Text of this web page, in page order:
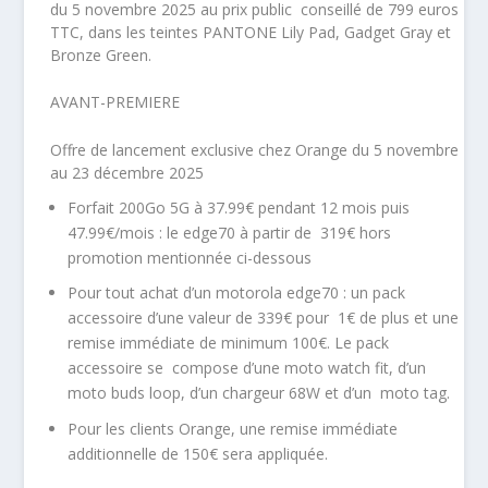
du 5 novembre 2025 au prix public conseillé de 799 euros
TTC, dans les teintes PANTONE Lily Pad, Gadget Gray et
Bronze Green.
AVANT-PREMIERE
Offre de lancement exclusive chez Orange du 5 novembre
au 23 décembre 2025
Forfait 200Go 5G à 37.99€ pendant 12 mois puis
47.99€/mois : le edge70 à partir de 319€ hors
promotion mentionnée ci-dessous
Pour tout achat d’un motorola edge70 : un pack
accessoire d’une valeur de 339€ pour 1€ de plus et une
remise immédiate de minimum 100€. Le pack
accessoire se compose d’une moto watch fit, d’un
moto buds loop, d’un chargeur 68W et d’un moto tag.
Pour les clients Orange, une remise immédiate
additionnelle de 150€ sera appliquée.